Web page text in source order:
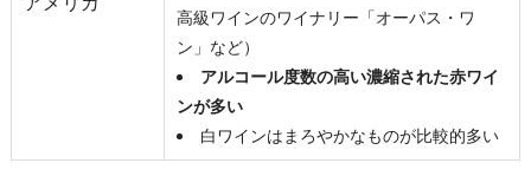
高級ワインのワイナリー「オーパス・ワ
ン」など）
アルコール度数の高い濃縮された赤ワイ
ンが多い
白ワインはまろやかなものが比較的多い